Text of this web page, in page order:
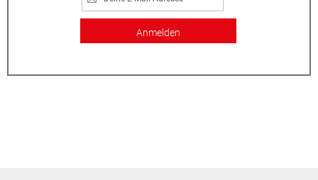
Anmelden